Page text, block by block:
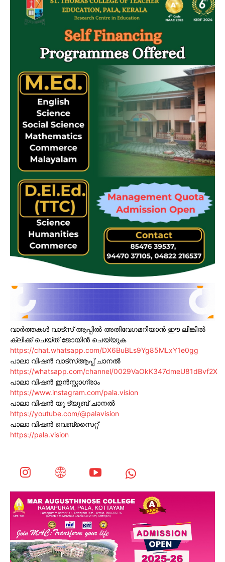
വാർത്തകൾ വാട്സ് ആപ്പിൽ അതിവേഗമറിയാൻ ഈ ലിങ്കിൽ
ക്ലിക്ക് ചെയ്ത് ജോയിൻ ചെയ്യുക
https://chat.whatsapp.com/DX6BuBLs9Yg85MLxY1e0gg
പാലാ വിഷൻ വാട്സ്ആപ്പ് ചാനൽ
https://whatsapp.com/channel/0029VaOkK347dmeU81dBvf2X
പാലാ വിഷൻ ഇൻസ്റ്റാഗ്രാം
https://www.instagram.com/pala.vision
പാലാ വിഷൻ യൂ ട്യൂബ് ചാനൽ
https://youtube.com/@palavision
പാലാ വിഷൻ വെബ്സൈറ്റ്
https://pala.vision